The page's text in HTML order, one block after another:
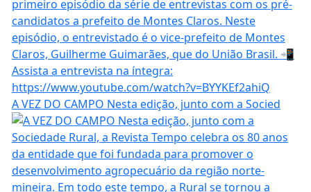
A VEZ DO CAMPO Nesta edição, junto com a Socied